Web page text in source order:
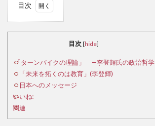
目次
クの
理
論」
李登
輝氏
目次 [hide]
「ターンバイクの理論」―—李登輝氏の政治哲学
「未来を拓くのは教育」(李登輝)
日本へのメッセージ
いいね:
関連